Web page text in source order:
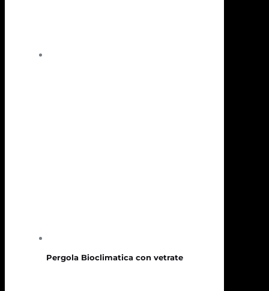
Pergola Bioclimatica con vetrate